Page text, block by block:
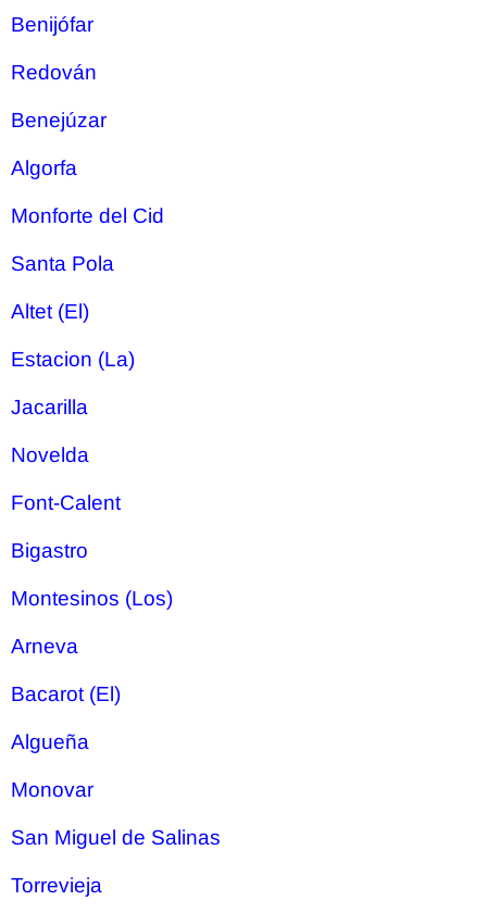
Benijófar
Redován
Benejúzar
Algorfa
Monforte del Cid
Santa Pola
Altet (El)
Estacion (La)
Jacarilla
Novelda
Font-Calent
Bigastro
Montesinos (Los)
Arneva
Bacarot (El)
Algueña
Monovar
San Miguel de Salinas
Torrevieja